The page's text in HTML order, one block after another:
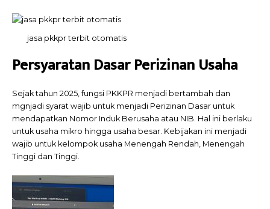
jasa pkkpr terbit otomatis
Persyaratan Dasar Perizinan Usaha
Sejak tahun 2025, fungsi PKKPR menjadi bertambah dan
mgnjadi syarat wajib untuk menjadi Perizinan Dasar untuk
mendapatkan Nomor Induk Berusaha atau NIB. Hal ini berlaku
untuk usaha mikro hingga usaha besar. Kebijakan ini menjadi
wajib untuk kelompok usaha Menengah Rendah, Menengah
Tinggi dan Tinggi.